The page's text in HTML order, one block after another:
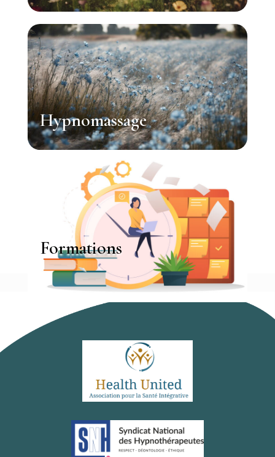
Hypnomassage
Formations